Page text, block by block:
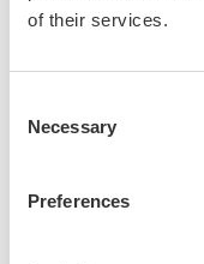
of their services.
Selection
Necessary
Preferences